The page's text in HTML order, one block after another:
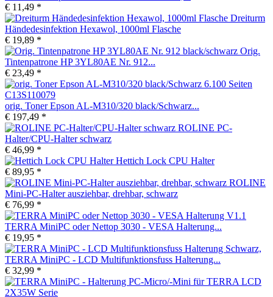
€ 11,49 *
Dreiturm
Händedesinfektion Hexawol, 1000ml Flasche
€ 19,89 *
Orig.
Tintenpatrone HP 3YL80AE Nr. 912...
€ 23,49 *
orig. Toner Epson AL-M310/320 black/Schwarz...
€ 197,49 *
ROLINE PC-
Halter/CPU-Halter schwarz
€ 46,99 *
Hettich Lock CPU Halter
€ 89,95 *
ROLINE
Mini-PC-Halter ausziehbar, drehbar, schwarz
€ 76,99 *
TERRA MiniPC oder Nettop 3030 - VESA Halterung...
€ 19,95 *
TERRA MiniPC - LCD Multifunktionsfuss Halterung...
€ 32,99 *